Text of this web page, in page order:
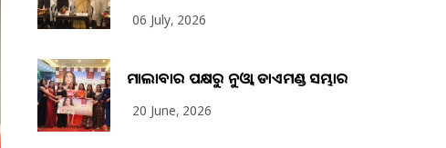
06 July, 2026
ମାଲାବାର ପକ୍ଷରୁ ନୁଓ୍ବା ଡାଏମଣ୍ଡ ସମ୍ଭାର
20 June, 2026